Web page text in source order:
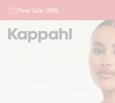
Final Sale -30%
Ważne przy zakupie min. 2 sztuk
działu outlet do 10.8 w sklepach
nie łączymy